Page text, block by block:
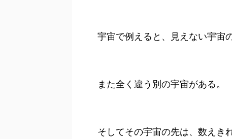
宇宙で例えると、見えない宇宙
また全く違う別の宇宙がある。
そしてその宇宙の先は、数えき